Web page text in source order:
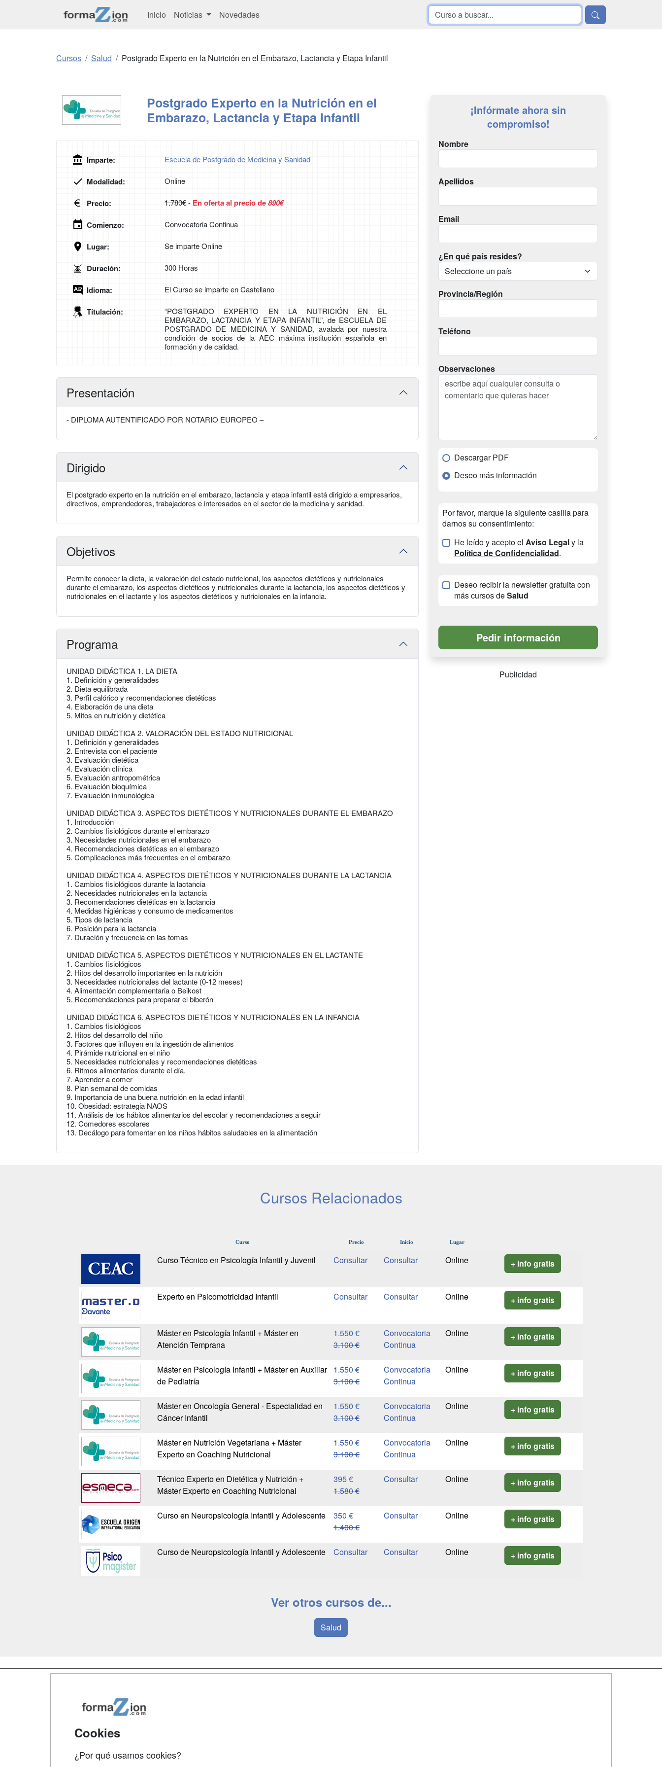
Inicio Noticias Novedades
Cursos Salud Postgrado Experto en la Nutrición en el Embarazo, Lactancia y Etapa Infantil
Postgrado Experto en la Nutrición en el
Embarazo, Lactancia y Etapa Infantil
Imparte: Escuela de Postgrado de Medicina y Sanidad
Modalidad: Online
Precio: 1.780€- En oferta al precio de890€
Comienzo: Convocatoria Continua
Lugar: Se imparte Online
Duración: 300 Horas
Idioma: El Curso se imparte en Castellano
Titulación:
“POSTGRADO EXPERTO EN LA NUTRICIÓN EN EL
EMBARAZO, LACTANCIA Y ETAPA INFANTIL”, de ESCUELA DE
POSTGRADO DE MEDICINA Y SANIDAD, avalada por nuestra
condición de socios de la AEC máxima institución española en
formación y de calidad.
Presentación
- DIPLOMA AUTENTIFICADO POR NOTARIO EUROPEO –
Dirigido
El postgrado experto en la nutrición en el embarazo, lactancia y etapa infantil está dirigido a empresarios,
directivos, emprendedores, trabajadores e interesados en el sector de la medicina y sanidad.
Objetivos
Permite conocer la dieta, la valoración del estado nutricional, los aspectos dietéticos y nutricionales
durante el embarazo, los aspectos dietéticos y nutricionales durante la lactancia, los aspectos dietéticos y
nutricionales en el lactante y los aspectos dietéticos y nutricionales en la infancia.
Programa
UNIDAD DIDÁCTICA 1. LA DIETA
1. Definición y generalidades
2. Dieta equilibrada
3. Perfil calórico y recomendaciones dietéticas
4. Elaboración de una dieta
5. Mitos en nutrición y dietética
UNIDAD DIDÁCTICA 2. VALORACIÓN DEL ESTADO NUTRICIONAL
1. Definición y generalidades
2. Entrevista con el paciente
3. Evaluación dietética
4. Evaluación clínica
5. Evaluación antropométrica
6. Evaluación bioquímica
7. Evaluación inmunológica
UNIDAD DIDÁCTICA 3. ASPECTOS DIETÉTICOS Y NUTRICIONALES DURANTE EL EMBARAZO
1. Introducción
2. Cambios fisiológicos durante el embarazo
3. Necesidades nutricionales en el embarazo
4. Recomendaciones dietéticas en el embarazo
5. Complicaciones más frecuentes en el embarazo
UNIDAD DIDÁCTICA 4. ASPECTOS DIETÉTICOS Y NUTRICIONALES DURANTE LA LACTANCIA
1. Cambios fisiológicos durante la lactancia
2. Necesidades nutricionales en la lactancia
3. Recomendaciones dietéticas en la lactancia
4. Medidas higiénicas y consumo de medicamentos
5. Tipos de lactancia
6. Posición para la lactancia
7. Duración y frecuencia en las tomas
UNIDAD DIDÁCTICA 5. ASPECTOS DIETÉTICOS Y NUTRICIONALES EN EL LACTANTE
1. Cambios fisiológicos
2. Hitos del desarrollo importantes en la nutrición
3. Necesidades nutricionales del lactante (0-12 meses)
4. Alimentación complementaria o Beikost
5. Recomendaciones para preparar el biberón
UNIDAD DIDÁCTICA 6. ASPECTOS DIETÉTICOS Y NUTRICIONALES EN LA INFANCIA
1. Cambios fisiológicos
2. Hitos del desarrollo del niño
3. Factores que influyen en la ingestión de alimentos
4. Pirámide nutricional en el niño
5. Necesidades nutricionales y recomendaciones dietéticas
6. Ritmos alimentarios durante el día.
7. Aprender a comer
8. Plan semanal de comidas
9. Importancia de una buena nutrición en la edad infantil
10. Obesidad: estrategia NAOS
11. Análisis de los hábitos alimentarios del escolar y recomendaciones a seguir
12. Comedores escolares
13. Decálogo para fomentar en los niños hábitos saludables en la alimentación
¡Infórmate ahora sin
compromiso!
Nombre
Apellidos
Email
¿En qué país resides?
Provincia/Región
Teléfono
Observaciones
Descargar PDF
Deseo más información
Por favor, marque la siguiente casilla para
darnos su consentimiento:
He leído y acepto el Aviso Legaly la
Política de Confidencialidad.
Deseo recibir la newsletter gratuita con
más cursos deSalud
Publicidad
Cursos Relacionados
Curso Precio Inicio Lugar
Curso Técnico en Psicología Infantil y Juvenil Online + info gratis
Experto en Psicomotricidad Infantil Online + info gratis
Máster en Psicología Infantil + Máster en
Atención Temprana
1.550 €
3.100 €
Convocatoria
Continua
Online + info gratis
Máster en Psicología Infantil + Máster en Auxiliar
de Pediatría
1.550 €
3.100 €
Convocatoria
Continua
Online + info gratis
Máster en Oncología General - Especialidad en
Cáncer Infantil
1.550 €
3.100 €
Convocatoria
Continua
Online + info gratis
Máster en Nutrición Vegetariana + Máster
Experto en Coaching Nutricional
1.550 €
3.100 €
Convocatoria
Continua
Online + info gratis
Técnico Experto en Dietética y Nutrición +
Máster Experto en Coaching Nutricional
395 €
1.580 €
Online + info gratis
Curso en Neuropsicología Infantil y Adolescente
350 €
1.400 €
Online + info gratis
Curso de Neuropsicología Infantil y Adolescente Online + info gratis
Ver otros cursos de...
Salud
Cookies
¿Por qué usamos cookies?